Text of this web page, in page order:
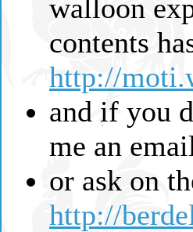
walloon
contents
http://
and if you
me an
or ask on
http://